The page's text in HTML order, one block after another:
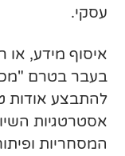
עסקי.
איסוף מידע, או
בעבר בטרם
להתבצע אודות
אסטרטגיות
המסחריות